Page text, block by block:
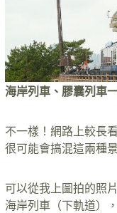
海岸列車、膠囊列車
不一樣！網路上較長
很可能會搞混這兩種
可以從我上圖拍的照
海岸列車（下軌道）